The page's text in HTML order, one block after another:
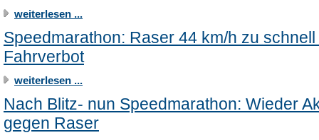
weiterlesen ...
Speedmarathon: Raser 44 km/h zu schnell
Fahrverbot
weiterlesen ...
Nach Blitz- nun Speedmarathon: Wieder
gegen Raser